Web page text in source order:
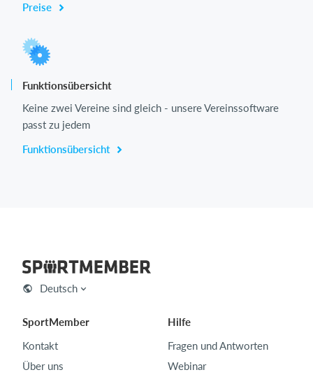
Preise
Funktionsübersicht
Keine zwei Vereine sind gleich - unsere Vereinssoftware
passt zu jedem
Funktionsübersicht
Deutsch
SportMember
Kontakt
Über uns
Hilfe
Fragen und Antworten
Webinar